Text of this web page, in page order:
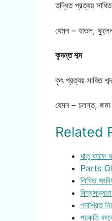
তদ্ধিত প্রত্যয়
যেমন – হাতল,
কৃদন্ত শব্দ
কৃৎ প্রত্যয় সাধিত
যেমন – চলন্ত, জমা
Related
ধাতু কাকে
Parts Of
লিখিত
পদাশ্রিত
প্রকৃতি